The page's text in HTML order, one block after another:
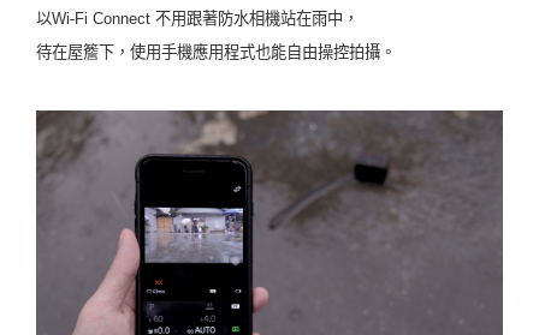
以Wi-Fi Connect 不用跟著防水相機站在雨中，
待在屋簷下，使用手機應用程式也能自由操控拍攝。